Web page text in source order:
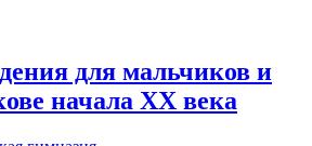
для мальчиков и
начала XX века